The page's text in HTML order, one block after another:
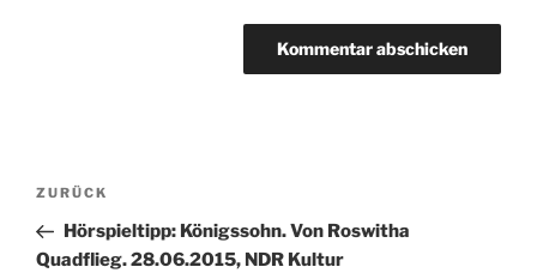
Beitragsnavigation
Vorheriger
Beitrag
ZURÜCK
Hörspieltipp: Königssohn. Von Roswitha
Quadflieg. 28.06.2015, NDR Kultur